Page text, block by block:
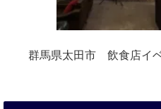
群馬県太田市 飲食店イ